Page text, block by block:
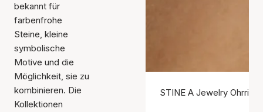
bekannt für
farbenfrohe
Steine, kleine
symbolische
Motive und die
Möglichkeit, sie zu
kombinieren. Die
Kollektionen
STINE A Jewelry